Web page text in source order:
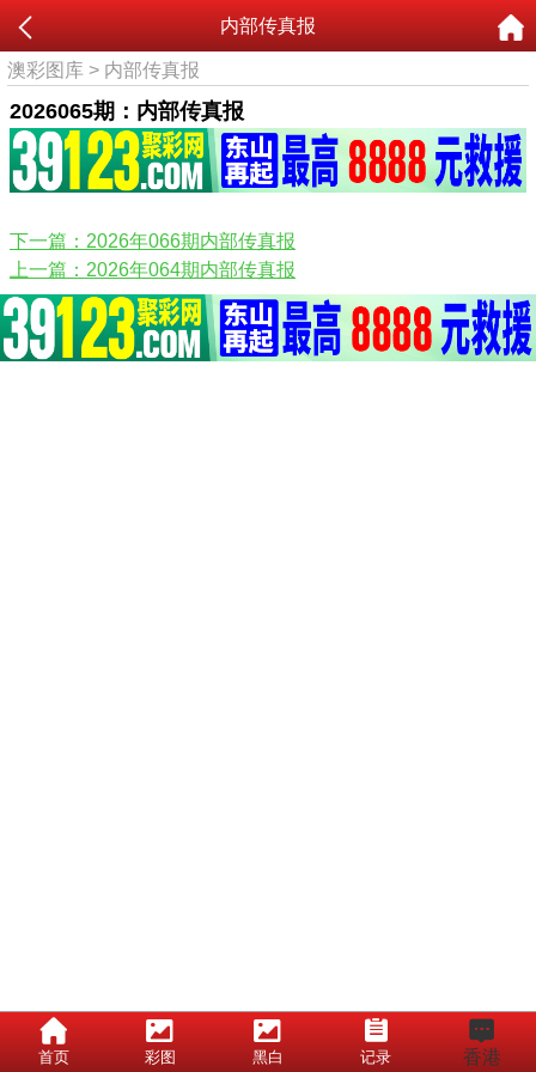
首页 彩图 黑白 记录 香港
内部传真报
澳彩图库 > 内部传真报
2026065期：内部传真报
下一篇：2026年066期内部传真报
上一篇：2026年064期内部传真报